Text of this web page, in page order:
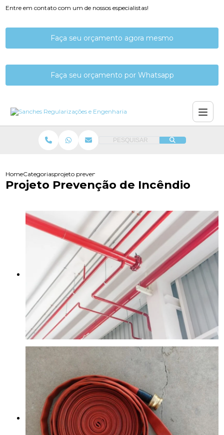
Entre em contato com um de nossos especialistas!
Faça seu orçamento agora mesmo
Faça seu orçamento por Whatsapp
PESQUISAR
HomeCategoriasprojeto prevencao de incendio
Projeto Prevenção de Incêndio